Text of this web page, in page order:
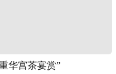
华宫茶宴赏”